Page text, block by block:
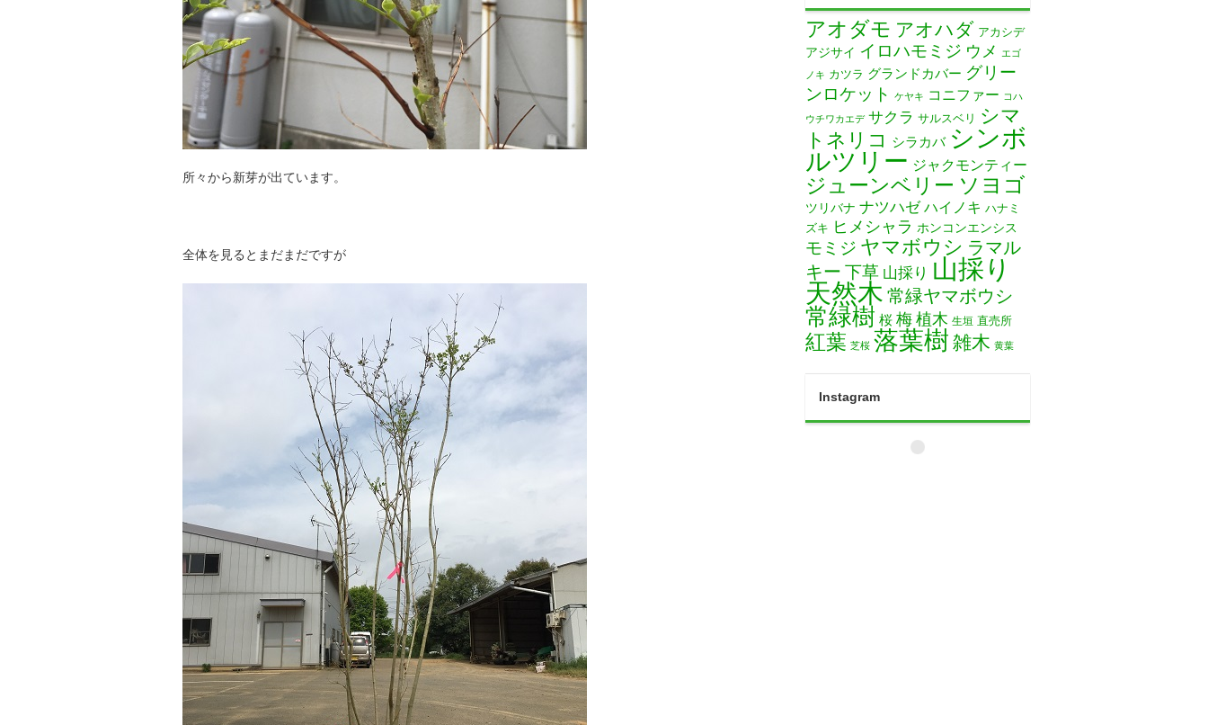
所々から新芽が出ています。
全体を見るとまだまだですが
アオダモ アオハダ アカシデ
アジサイ イロハモミジ ウメ
エゴ
ノキ カツラ グランドカバー グリー
ンロケット
ケヤキ コニファー コハ
ウチワカエデ サクラ サルスベリ シマ
トネリコ
シラカバ シンボ
ルツリー ジャクモンティー
ジューンベリー ソヨゴ
ツリバナ ナツハゼ ハイノキ ハナミ
ズキ ヒメシャラ ホンコンエンシス
モミジ ヤマボウシ ラマル
キー 下草 山採り 山採り
天然木 常緑ヤマボウシ
常緑樹 桜 梅 植木 生垣 直売所
紅葉 芝桜 落葉樹 雑木 黄葉
Instagram